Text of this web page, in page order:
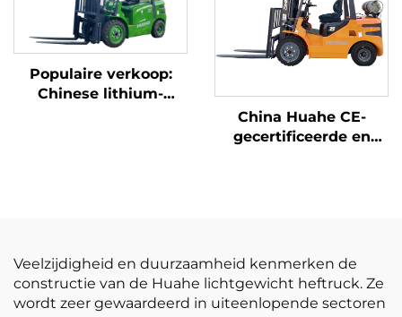
Populaire verkoop:
Chinese lithium-
China Huahe CE-
gecertificeerde en
Veelzijdigheid en duurzaamheid kenmerken de
constructie van de Huahe lichtgewicht heftruck. Ze
wordt zeer gewaardeerd in uiteenlopende sectoren